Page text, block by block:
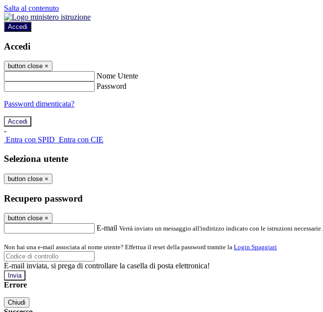
Salta al contenuto
Accedi
Accedi
button close ×
Nome Utente
Password
Password dimenticata?
-
Entra con SPID Entra con CIE
Seleziona utente
button close ×
Recupero password
button close ×
E-mail Verrà inviato un messaggio all'indirizzo indicato con le istruzioni necessarie.
Non hai una e-mail associata al nome utente? Effettua il reset della password tramite la Login Spaggiari
E-mail inviata, si prega di controllare la casella di posta elettronica!
Errore
Chiudi